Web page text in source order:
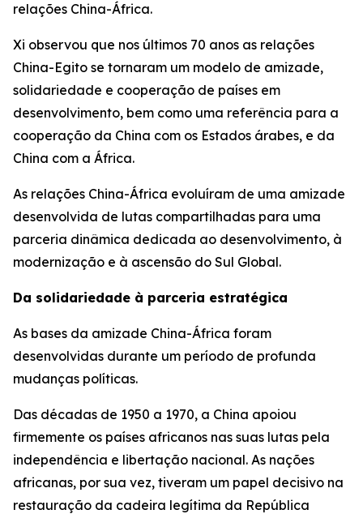
relações China-África.
Xi observou que nos últimos 70 anos as relações
China-Egito se tornaram um modelo de amizade,
solidariedade e cooperação de países em
desenvolvimento, bem como uma referência para a
cooperação da China com os Estados árabes, e da
China com a África.
As relações China-África evoluíram de uma amizade
desenvolvida de lutas compartilhadas para uma
parceria dinâmica dedicada ao desenvolvimento, à
modernização e à ascensão do Sul Global.
Da solidariedade à parceria estratégica
As bases da amizade China-África foram
desenvolvidas durante um período de profunda
mudanças políticas.
Das décadas de 1950 a 1970, a China apoiou
firmemente os países africanos nas suas lutas pela
independência e libertação nacional. As nações
africanas, por sua vez, tiveram um papel decisivo na
restauração da cadeira legítima da República